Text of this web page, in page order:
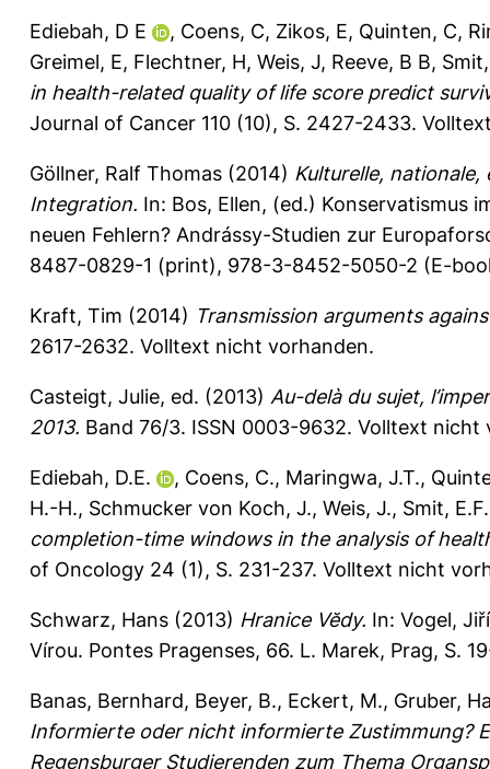
Ediebah, D E , Coens, C, Zikos, E, Quinten, C,
Greimel, E, Flechtner, H, Weis, J, Reeve, B B,
in health-related quality of life score predict
Journal of Cancer 110 (10), S. 2427-2433.
Göllner, Ralf Thomas (2014) Kulturelle,
Integration. In: Bos, Ellen, (ed.) Konservatismus
neuen Fehlern? Andrássy-Studien zur
8487-0829-1 (print), 978-3-8452-5050-2 (E-
Kraft, Tim (2014) Transmission arguments
2617-2632. Volltext nicht vorhanden.
Casteigt, Julie, ed. (2013) Au-delà du sujet,
2013. Band 76/3. ISSN 0003-9632. Volltext nicht
Ediebah, D.E. , Coens, C., Maringwa, J.T.,
H.-H., Schmucker von Koch, J., Weis, J., Smit, E.F.
completion-time windows in the analysis of
of Oncology 24 (1), S. 231-237. Volltext nicht
Schwarz, Hans (2013) Hranice Vĕdy. In: Vogel, Jiří
Vírou. Pontes Pragenses, 66. L. Marek, Prag, S.
Banas, Bernhard, Beyer, B., Eckert, M., Gruber,
Informierte oder nicht informierte Zustimmung?
Regensburger Studierenden zum Thema